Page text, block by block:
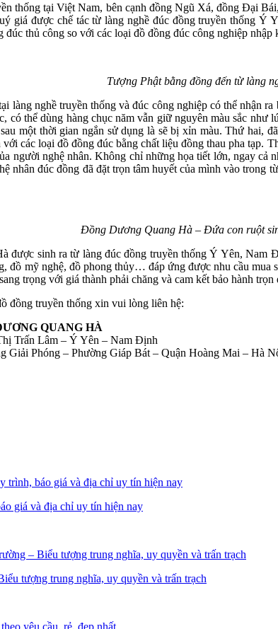
thống tại Việt Nam, bên cạnh đồng Ngũ Xá, đồng Đại
giá được chế tác từ làng nghề đúc đồng truyền thống
thủ công so với các loại đồ đồng đúc công nghiệp
Tượng Phật bằng đồng đến từ làng
làng nghề truyền thống và đúc công nghiệp có thể nhận
có thể dùng hàng chục năm vẫn giữ nguyên màu sắc
một thời gian ngắn sử dụng là sẽ bị xỉn màu. Thứ hai,
các loại đồ đồng đúc bằng chất liệu đồng thau pha tạp.
người nghệ nhân. Không chỉ những họa tiết lớn, ngay
nhân đúc đồng đã đặt trọn tâm huyết của mình vào trong
Đồng Dương Quang Hà – Đứa con ruột
được sinh ra từ làng đúc đồng truyền thống Ý Yên, Nam
đồ mỹ nghệ, đồ phong thủy… đáp ứng được nhu cầu
trọng với giá thành phải chăng và cam kết bảo hành trọn
đồng truyền thống xin vui lòng liên hệ:
QUANG HÀ
Trấn Lâm – Ý Yên – Nam Định
Phóng – Phường Giáp Bát – Quận Hoàng Mai – Hà
giá và địa chỉ uy tín hiện nay
tượng trung nghĩa, uy quyền và trấn trạch